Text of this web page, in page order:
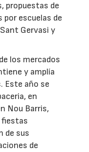
propuestas de
escuelas de
Gervasi y
los mercados
y amplía
Este año se
en
Nou Barris,
fiestas
de sus
de